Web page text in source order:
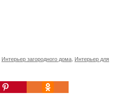
Интерьер загородного дома, Интерьер для